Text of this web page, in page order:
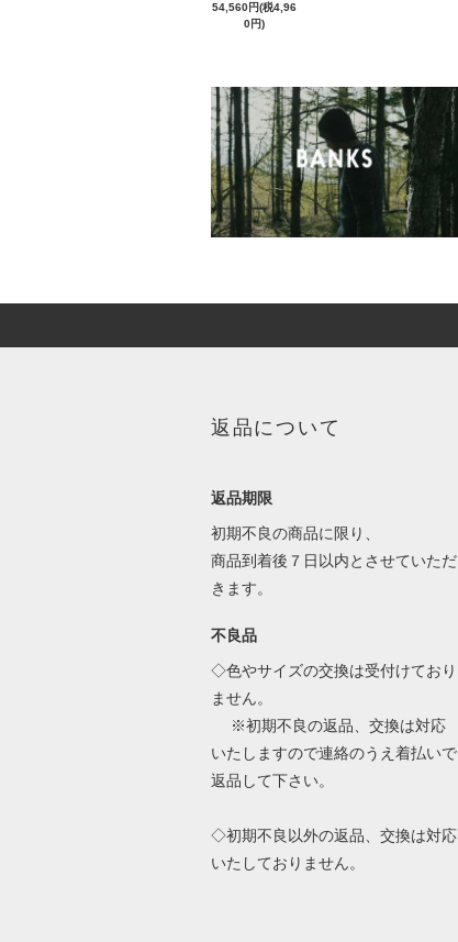
54,560円(税4,96
0円)
返品について
返品期限
初期不良の商品に限り、
商品到着後７日以内とさせていただ
きます。
不良品
◇色やサイズの交換は受付けており
ません。
※初期不良の返品、交換は対応
いたしますので連絡のうえ着払いで
返品して下さい。
◇初期不良以外の返品、交換は対応
いたしておりません。